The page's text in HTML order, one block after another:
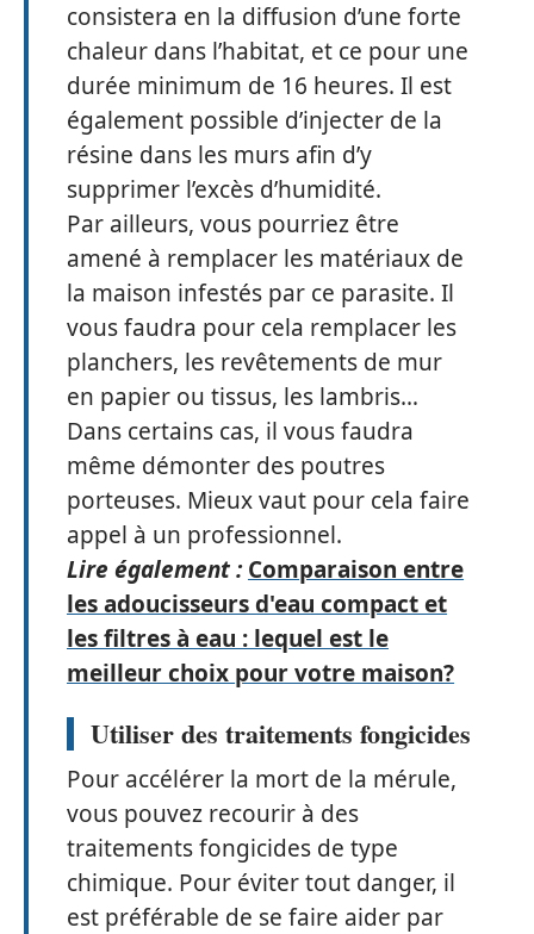
consistera en la diffusion d’une forte
chaleur dans l’habitat, et ce pour une
durée minimum de 16 heures. Il est
également possible d’injecter de la
résine dans les murs afin d’y
supprimer l’excès d’humidité.
Par ailleurs, vous pourriez être
amené à remplacer les matériaux de
la maison infestés par ce parasite. Il
vous faudra pour cela remplacer les
planchers, les revêtements de mur
en papier ou tissus, les lambris…
Dans certains cas, il vous faudra
même démonter des poutres
porteuses. Mieux vaut pour cela faire
appel à un professionnel.
Lire également : Comparaison entre
les adoucisseurs d'eau compact et
les filtres à eau : lequel est le
meilleur choix pour votre maison?
Utiliser des traitements fongicides
Pour accélérer la mort de la mérule,
vous pouvez recourir à des
traitements fongicides de type
chimique. Pour éviter tout danger, il
est préférable de se faire aider par